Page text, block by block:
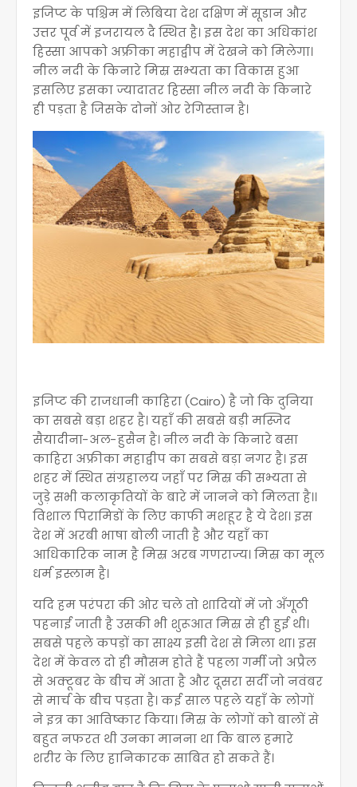
इजिप्ट के पश्चिम में लिबिया देश दक्षिण में सूडान और
उत्तर पूर्व में इजरायल दै स्थित है। इस देश का अधिकांश
हिस्सा आपको अफ्रीका महाद्वीप में देखने को मिलेगा।
नील नदी के किनारे मिस्र सभ्यता का विकास हुआ
इसलिए इसका ज्यादातर हिस्सा नील नदी के किनारे
ही पड़ता है जिसके दोनों ओर रेगिस्तान है।
इजिप्ट की राजधानी काहिरा (Cairo) है जो कि दुनिया
का सबसे बड़ा शहर है। यहाँ की सबसे बड़ी मस्जिद
सैयादीना-अल-हुसैन है। नील नदी के किनारे बसा
काहिरा अफ्रीका महाद्वीप का सबसे बड़ा नगर है। इस
शहर में स्थित संग्रहालय जहाँ पर मिस्र की सभ्यता से
जुड़े सभी कलाकृतियों के बारे में जानने को मिलता है।।
विशाल पिरामिडों के लिए काफी मशहूर है ये देश। इस
देश में अरबी भाषा बोली जाती है और यहाँ का
आधिकारिक नाम है मिस्र अरब गणराज्य। मिस्र का मूल
धर्म इस्लाम है।
यदि हम परंपरा की ओर चले तो शादियों में जो अँगूठी
पहनाई जाती है उसकी भी शुरूआत मिस्र से ही हुई थी।
सबसे पहले कपड़ों का साक्ष्य इसी देश से मिला था। इस
देश में केवल दो ही मौसम होते हैं पहला गर्मी जो अप्रैल
से अक्टूबर के बीच में आता है और दूसरा सर्दी जो नवंबर
से मार्च के बीच पड़ता है। कई साल पहले यहाँ के लोगों
ने इत्र का आविष्कार किया। मिस्र के लोगों को बालों से
बहुत नफरत थी उनका मानना था कि बाल हमारे
शरीर के लिए हानिकारक साबित हो सकते हैं।